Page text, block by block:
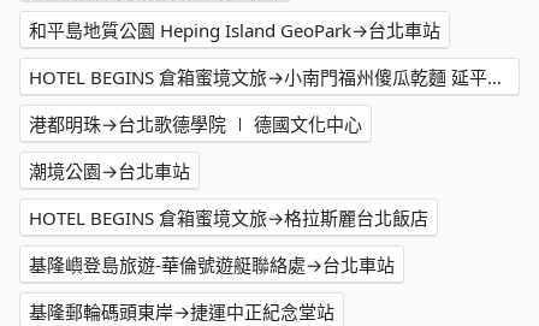
和平島地質公園 Heping Island GeoPark→台北車站
HOTEL BEGINS 倉箱蜜境文旅→小南門福州傻瓜乾麵 延平總店
港都明珠→台北歌德學院 ∣ 德國文化中心
潮境公園→台北車站
HOTEL BEGINS 倉箱蜜境文旅→格拉斯麗台北飯店
基隆嶼登島旅遊-華倫號遊艇聯絡處→台北車站
基隆郵輪碼頭東岸→捷運中正紀念堂站